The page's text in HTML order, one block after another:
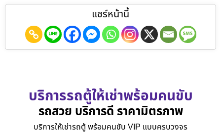
แชร์หน้านี้
บริการรถตู้ให้เช่าพร้อมคนขับ
รถสวย บริการดี ราคามิตรภาพ
บริการให้เช่ารถตู้ พร้อมคนขับ VIP แบบครบวงจร